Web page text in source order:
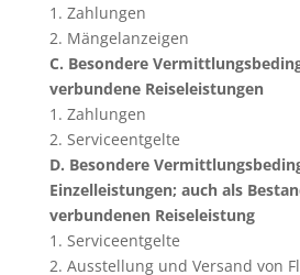
1. Zahlungen
2. Mängelanzeigen
C. Besondere
verbundene Reiseleistungen
1. Zahlungen
2. Serviceentgelte
D. Besondere
Einzelleistungen; auch als
verbundenen Reiseleistung
1. Serviceentgelte
2. Ausstellung und Versand von